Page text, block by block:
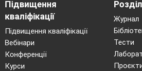
Підвищення
кваліфікації
Підвищення кваліфікації
Вебінари
Конференції
Курси
Журнал
Тести